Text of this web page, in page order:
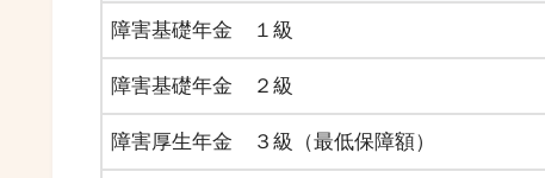
障害基礎年金 １級
障害基礎年金 ２級
障害厚生年金 ３級（最低保障額）